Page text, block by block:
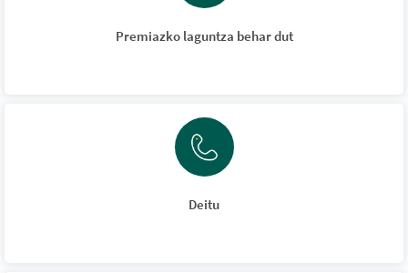
Premiazko laguntza behar dut
Deitu